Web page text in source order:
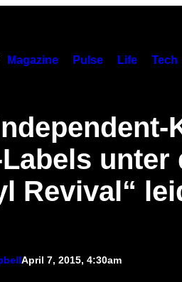
Magazine Pulse Life Tech
unter
Revival“
April 7, 2015, 4:30am